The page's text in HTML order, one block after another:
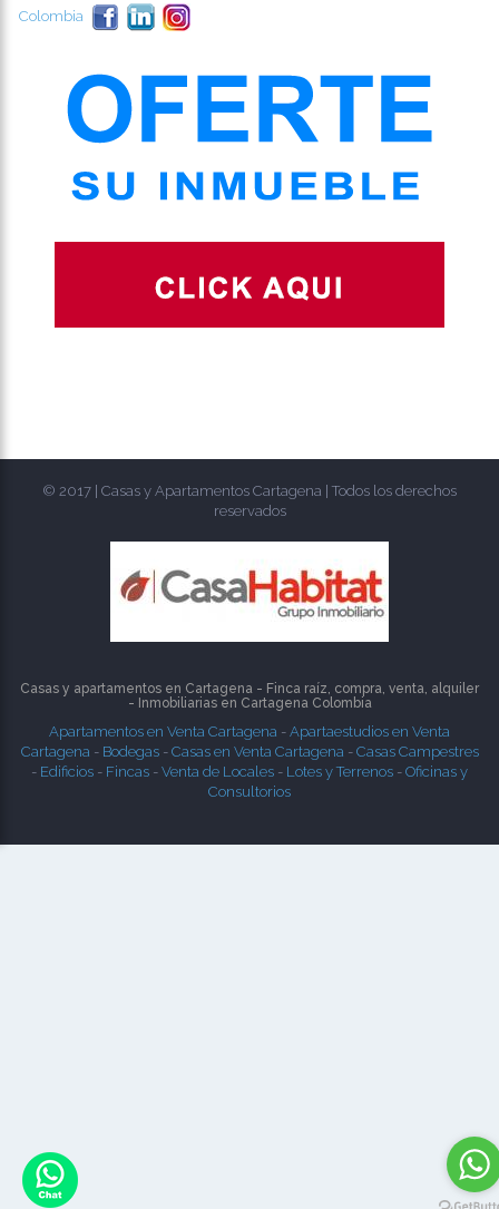
Colombia
© 2017 | Casas y Apartamentos Cartagena | Todos los derechos
reservados
Casas y apartamentos en Cartagena - Finca raíz, compra, venta, alquiler
- Inmobiliarias en Cartagena Colombia
Apartamentos en Venta Cartagena - Apartaestudios en Venta
Cartagena - Bodegas- Casas en Venta Cartagena - Casas Campestres
- Edificios - Fincas - Venta de Locales - Lotes y Terrenos - Oficinas y
Consultorios